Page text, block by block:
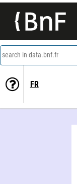
search in data.bnf.fr
FR